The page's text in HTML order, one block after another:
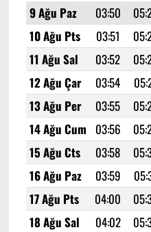
9 Ağu Paz
03:50
10 Ağu Pts
03:51
11 Ağu Sal
03:52
12 Ağu Çar
03:54
13 Ağu Per
03:55
14 Ağu Cum 03:56
15 Ağu Cts
03:58
16 Ağu Paz
03:59
17 Ağu Pts
04:00
18 Ağu Sal
04:02